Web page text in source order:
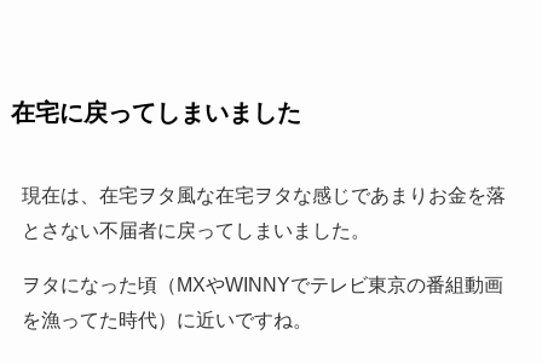
在宅に戻ってしまいました
現在は、在宅ヲタ風な在宅ヲタな感じであまりお金を落
とさない不届者に戻ってしまいました。
ヲタになった頃（MXやWINNYでテレビ東京の番組動画
を漁ってた時代）に近いですね。